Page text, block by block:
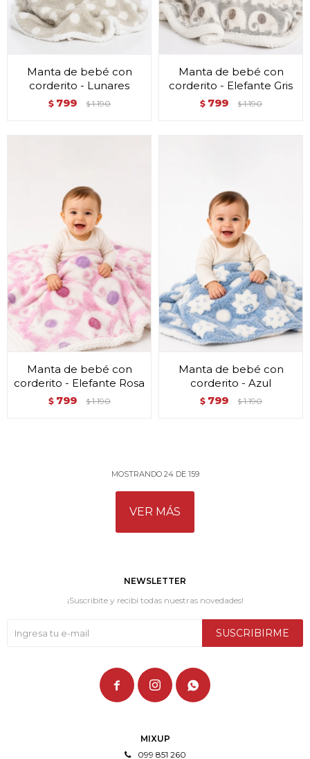
Manta de bebé con
corderito - Lunares
$ 799 $ 1.190
Manta de bebé con
corderito - Elefante Gris
$ 799 $ 1.190
Manta de bebé con
corderito - Elefante Rosa
$ 799 $ 1.190
Manta de bebé con
corderito - Azul
$ 799 $ 1.190
MOSTRANDO 24DE 159
VER MÁS
MIXUP
099 851 260
NEWSLETTER
¡Suscribite y recibí todas nuestras novedades!
SUSCRIBIRME
  